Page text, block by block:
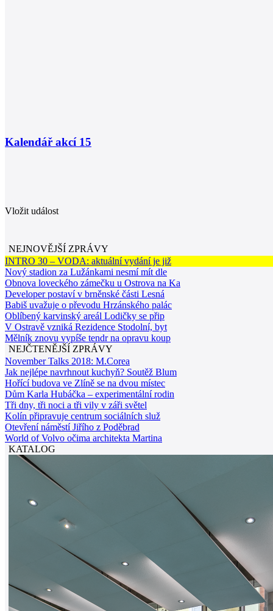
Kalendář akcí 15
Vložit událost
NEJNOVĚJŠÍ ZPRÁVY
INTRO 30 – VODA: aktuální vydání je již
Nový stadion za Lužánkami nesmí mít dle
Obnova loveckého zámečku u Ostrova na Ka
Developer postaví v brněnské části Lesná
Babiš uvažuje o převodu Hrzánského palác
Oblíbený karvinský areál Lodičky se přip
V Ostravě vzniká Rezidence Stodolní, byt
Mělník znovu vypíše tendr na opravu koup
NEJČTENĚJŠÍ ZPRÁVY
November Talks 2018: M.Corea
Jak nejlépe navrhnout kuchyň? Soutěž Blum
Hořící budova ve Zlíně se na dvou místec
Dům Karla Hubáčka – experimentální rodin
Tři dny, tři noci a tři vily v záři světel
Kolín připravuje centrum sociálních služ
Otevření náměstí Jiřího z Poděbrad
World of Volvo očima architekta Martina
KATALOG